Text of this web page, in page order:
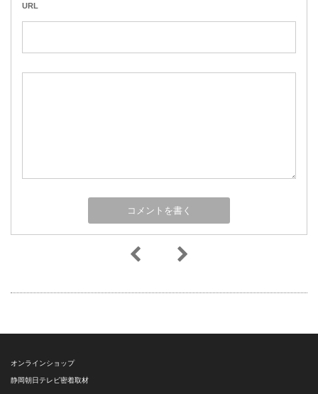
URL
オンラインショップ
静岡朝日テレビ密着取材